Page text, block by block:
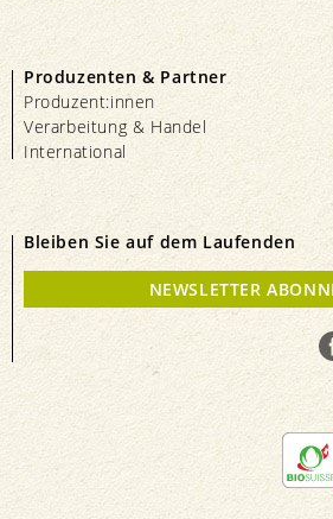
Produzenten & Partner
Produzent:innen
Verarbeitung & Handel
International
Bleiben Sie auf dem Laufenden
NEWSLETTER